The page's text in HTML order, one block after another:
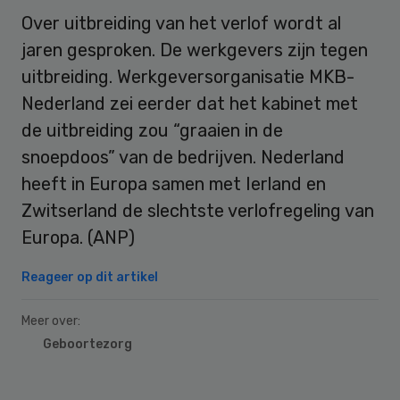
Over uitbreiding van het verlof wordt al
jaren gesproken. De werkgevers zijn tegen
uitbreiding. Werkgeversorganisatie MKB-
Nederland zei eerder dat het kabinet met
de uitbreiding zou “graaien in de
snoepdoos” van de bedrijven. Nederland
heeft in Europa samen met Ierland en
Zwitserland de slechtste verlofregeling van
Europa. (ANP)
Reageer op dit artikel
Meer over:
Geboortezorg